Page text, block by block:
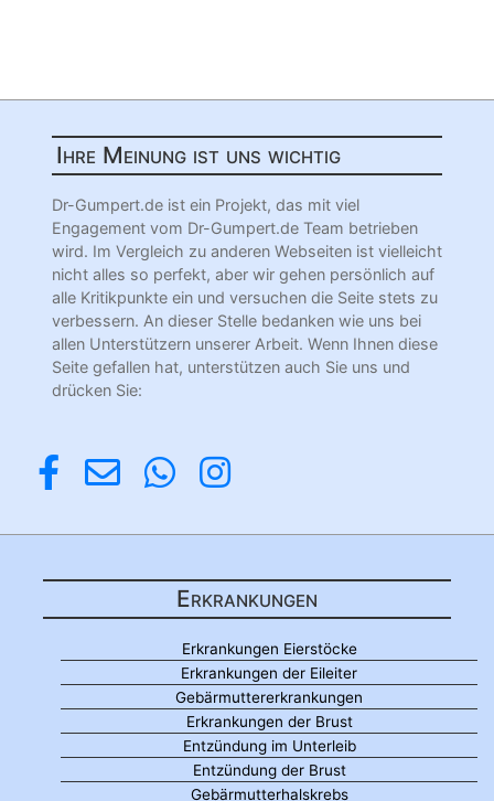
Ihre Meinung ist uns wichtig
Dr-Gumpert.de ist ein Projekt, das mit viel
Engagement vom Dr-Gumpert.de Team betrieben
wird. Im Vergleich zu anderen Webseiten ist vielleicht
nicht alles so perfekt, aber wir gehen persönlich auf
alle Kritikpunkte ein und versuchen die Seite stets zu
verbessern. An dieser Stelle bedanken wie uns bei
allen Unterstützern unserer Arbeit. Wenn Ihnen diese
Seite gefallen hat, unterstützen auch Sie uns und
drücken Sie:
Erkrankungen
Erkrankungen Eierstöcke
Erkrankungen der Eileiter
Gebärmuttererkrankungen
Erkrankungen der Brust
Entzündung im Unterleib
Entzündung der Brust
Gebärmutterhalskrebs